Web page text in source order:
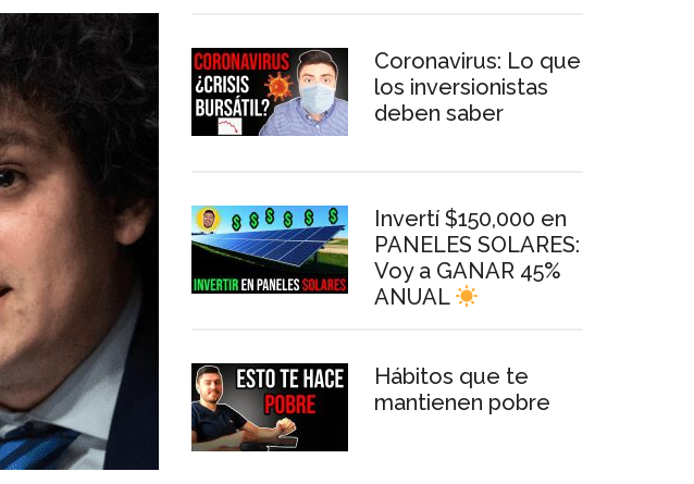
Coronavirus: Lo que
los inversionistas
deben saber
Invertí $150,000 en
PANELES SOLARES:
Voy a GANAR 45%
ANUAL
Hábitos que te
mantienen pobre